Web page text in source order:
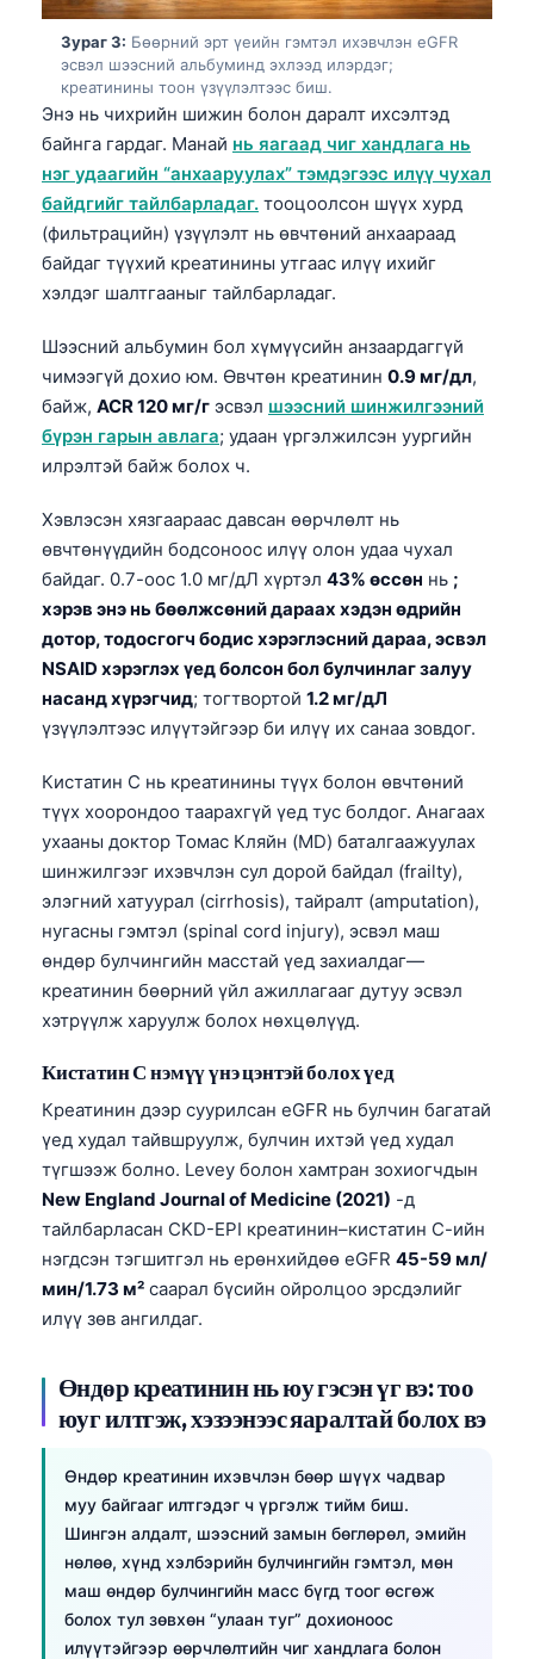
Зураг 3: Бөөрний эрт үеийн гэмтэл ихэвчлэн eGFR
эсвэл шээсний альбуминд эхлээд илэрдэг;
креатинины тоон үзүүлэлтээс биш.
Энэ нь чихрийн шижин болон даралт ихсэлтэд
байнга гардаг. Манай нь яагаад чиг хандлага нь
нэг удаагийн “анхааруулах” тэмдэгээс илүү чухал
байдгийг тайлбарладаг. тооцоолсон шүүх хурд
(фильтрацийн) үзүүлэлт нь өвчтөний анхаараад
байдаг түүхий креатинины утгаас илүү ихийг
хэлдэг шалтгааныг тайлбарладаг.
Шээсний альбумин бол хүмүүсийн анзаардаггүй
чимээгүй дохио юм. Өвчтөн креатинин 0.9 мг/дл,
байж, ACR 120 мг/г эсвэл шээсний шинжилгээний
бүрэн гарын авлага; удаан үргэлжилсэн уургийн
илрэлтэй байж болох ч.
Хэвлэсэн хязгаараас давсан өөрчлөлт нь
өвчтөнүүдийн бодсоноос илүү олон удаа чухал
байдаг. 0.7-оос 1.0 мг/дЛ хүртэл 43% өссөн нь ;
хэрэв энэ нь бөөлжсөний дараах хэдэн өдрийн
дотор, тодосгогч бодис хэрэглэсний дараа, эсвэл
NSAID хэрэглэх үед болсон бол булчинлаг залуу
насанд хүрэгчид; тогтвортой 1.2 мг/дЛ
үзүүлэлтээс илүүтэйгээр би илүү их санаа зовдог.
Кистатин С нь креатинины түүх болон өвчтөний
түүх хоорондоо таарахгүй үед тус болдог. Анагаах
ухааны доктор Томас Кляйн (MD) баталгаажуулах
шинжилгээг ихэвчлэн сул дорой байдал (frailty),
элэгний хатуурал (cirrhosis), тайралт (amputation),
нугасны гэмтэл (spinal cord injury), эсвэл маш
өндөр булчингийн масстай үед захиалдаг—
креатинин бөөрний үйл ажиллагааг дутуу эсвэл
хэтрүүлж харуулж болох нөхцөлүүд.
Кистатин С нэмүү үнэ цэнтэй болох үед
Креатинин дээр суурилсан eGFR нь булчин багатай
үед худал тайвшруулж, булчин ихтэй үед худал
түгшээж болно. Levey болон хамтран зохиогчдын
New England Journal of Medicine (2021) -д
тайлбарласан CKD-EPI креатинин–кистатин С-ийн
нэгдсэн тэгшитгэл нь ерөнхийдөө eGFR 45-59 мл/
мин/1.73 м² саарал бүсийн ойролцоо эрсдэлийг
илүү зөв ангилдаг.
Өндөр креатинин нь юу гэсэн үг вэ: тоо
юуг илтгэж, хэзээнээс яаралтай болох вэ
Өндөр креатинин ихэвчлэн бөөр шүүх чадвар
муу байгааг илтгэдэг ч үргэлж тийм биш.
Шингэн алдалт, шээсний замын бөглөрөл, эмийн
нөлөө, хүнд хэлбэрийн булчингийн гэмтэл, мөн
маш өндөр булчингийн масс бүгд тоог өсгөж
болох тул зөвхөн “улаан туг” дохионоос
илүүтэйгээр өөрчлөлтийн чиг хандлага болон